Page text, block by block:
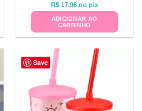
R$17,96 no pix
ADICIONAR AO
CARRINHO
Save